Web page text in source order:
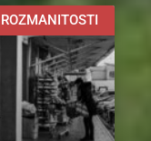
ROZMANITOSTI